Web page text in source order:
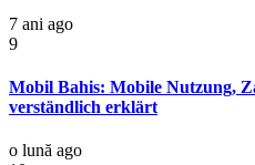
7 ani ago
9
Mobil Bahis: Mobile Nutzung,
verständlich erklärt
o lună ago